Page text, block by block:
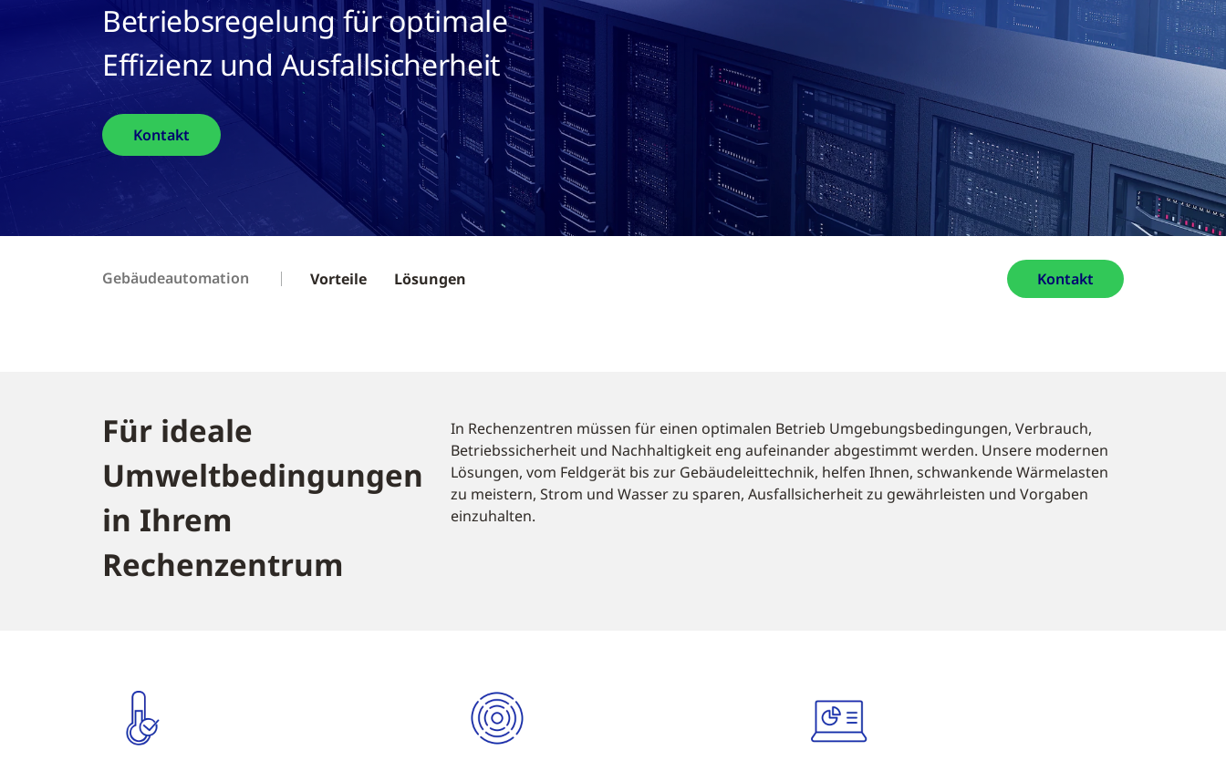
Betriebsregelung für optimale
Effizienz und Ausfallsicherheit
Kontakt
Gebäudeautomation Vorteile Lösungen Kontakt
Für ideale
Umweltbedingungen
in Ihrem
Rechenzentrum
In Rechenzentren müssen für einen optimalen Betrieb Umgebungsbedingungen, Verbrauch,
Betriebssicherheit und Nachhaltigkeit eng aufeinander abgestimmt werden. Unsere modernen
Lösungen, vom Feldgerät bis zur Gebäudeleittechnik, helfen Ihnen, schwankende Wärmelasten
zu meistern, Strom und Wasser zu sparen, Ausfallsicherheit zu gewährleisten und Vorgaben
einzuhalten.